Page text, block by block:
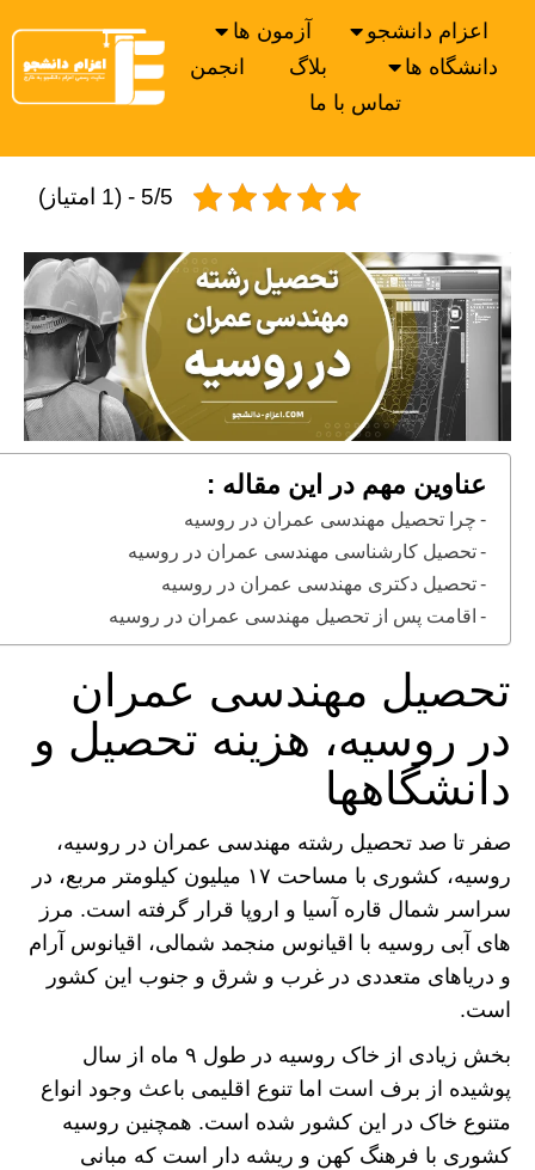
اعزام دانشجو
آزمون ها
دانشگاه ها
بلاگ
انجمن
تماس با ما
5/5 - (1 امتیاز)
عناوین مهم در این مقاله :
چرا تحصیل مهندسی عمران در روسیه
تحصیل کارشناسی مهندسی عمران در روسیه
تحصیل دکتری مهندسی عمران در روسیه
اقامت پس از تحصیل مهندسی عمران در روسیه
تحصیل مهندسی عمران
در روسیه، هزینه تحصیل و
دانشگاهها
صفر تا صد تحصیل رشته مهندسی عمران در روسیه،
روسیه، کشوری با مساحت ۱۷ میلیون کیلومتر مربع، در
سراسر شمال قاره آسیا و اروپا قرار گرفته است. مرز
های آبی روسیه با اقیانوس منجمد شمالی، اقیانوس آرام
و دریاهای متعددی در غرب و شرق و جنوب این کشور
است.
بخش زیادی از خاک روسیه در طول ۹ ماه از سال
پوشیده از برف است اما تنوع اقلیمی باعث وجود انواع
متنوع خاک در این کشور شده است. همچنین روسیه
کشوری با فرهنگ کهن و ریشه دار است که مبانی